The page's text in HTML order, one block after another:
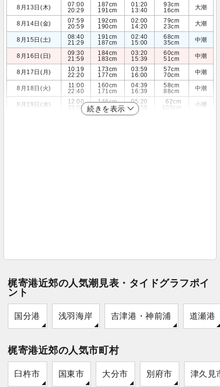
8月13日(木)
07:00
20:29
187cm
191cm
01:20
13:40
93cm
16cm
大潮
8月14日(金)
07:59
20:59
192cm
190cm
02:00
14:20
79cm
23cm
大潮
8月15日(土)
08:40
21:29
191cm
187cm
02:40
15:00
68cm
35cm
中潮
8月16日(日)
09:30
21:59
184cm
183cm
03:20
15:39
60cm
51cm
中潮
8月17日(月)
10:19
22:20
173cm
177cm
03:59
16:00
57cm
70cm
中潮
8月18日(火)
11:00
22:40
160cm
171cm
04:39
16:39
58cm
88cm
中潮
8月19日(水)
12:00
23:00
146cm
166cm
05:20
16:59
62cm
105cm
小潮
続きを表示
梶寄港近郊の人気潮見表・タイドグラフポイ
ント
国分港 浅羽海岸 吉津港・神前浦 道瀬港
梶寄港近郊の人気市町村
臼杵市 国東市 大分市 別府市 津久見